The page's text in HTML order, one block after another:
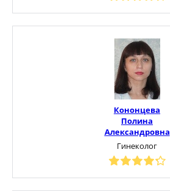
Кононцева
Полина
Александровна
Гинеколог